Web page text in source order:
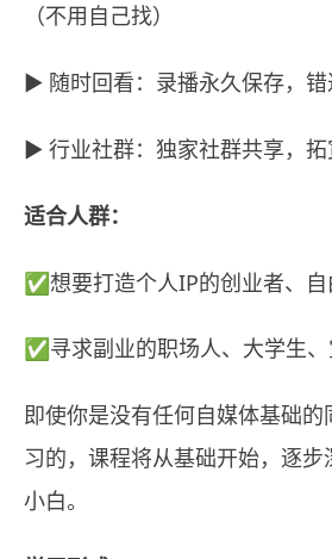
（不用自己找）
▶️ 随时回看：录播永久保存，
▶️ 行业社群：独家社群共享，
适合人群：
✅想要打造个人IP的创业者、自
✅寻求副业的职场人、大学生、
即使你是没有任何自媒体基础
习的，课程将从基础开始，逐
小白。